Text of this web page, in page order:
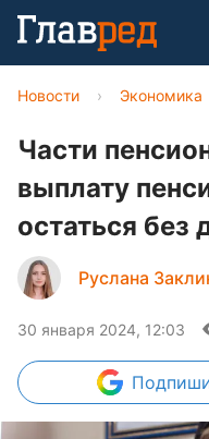
Новости › Экономика
Части
выплату
остаться без
Руслана
30 января 2024, 12:03